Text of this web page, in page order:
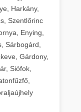
Harkány,
Szentlőrinc
Enying,
Sárbogárd,
Gárdony,
Siófok,